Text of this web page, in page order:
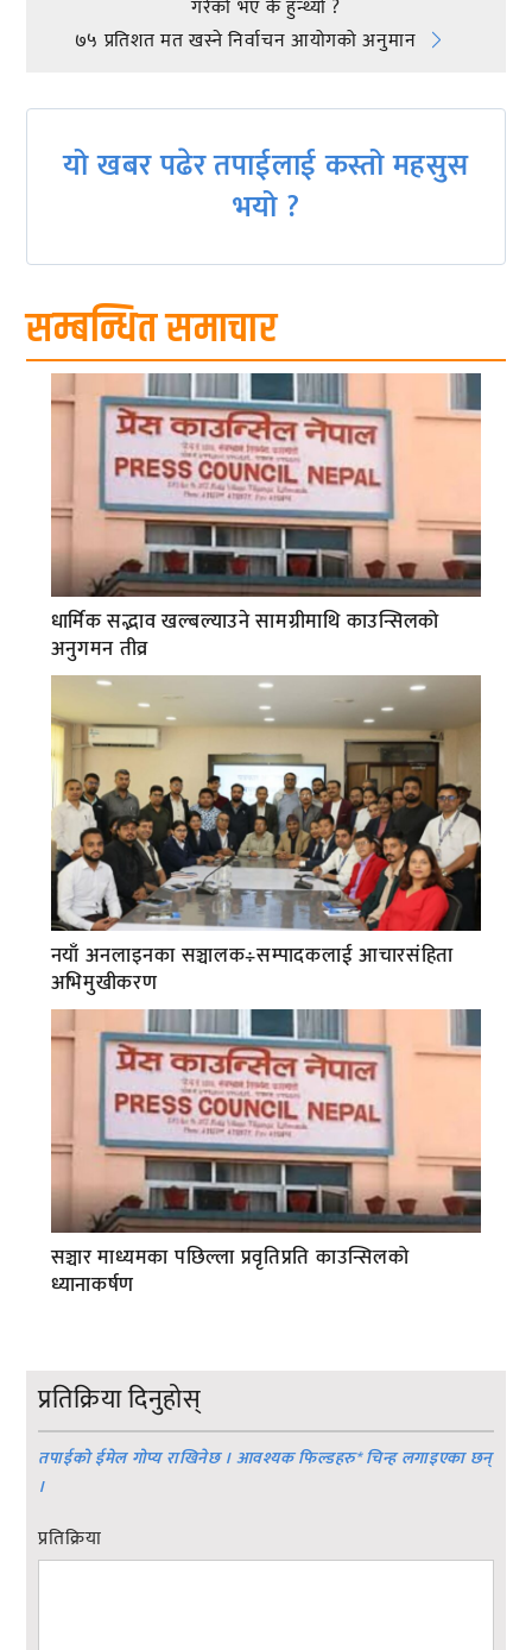
navigation
गरेको भए के हुन्थ्यो ?
७५ प्रतिशत मत खस्ने निर्वाचन आयोगको अनुमान
यो खबर पढेर तपाईलाई कस्तो महसुस
भयो ?
सम्बन्धित समाचार
धार्मिक सद्भाव खल्बल्याउने सामग्रीमाथि काउन्सिलको
अनुगमन तीव्र
नयाँ अनलाइनका सञ्चालक÷सम्पादकलाई आचारसंहिता
अभिमुखीकरण
सञ्चार माध्यमका पछिल्ला प्रवृतिप्रति काउन्सिलको
ध्यानाकर्षण
प्रतिक्रिया दिनुहोस्
तपाईको ईमेल गोप्य राखिनेछ । आवश्यक फिल्डहरु*चिन्ह लगाइएका छन्
।
प्रतिक्रिया